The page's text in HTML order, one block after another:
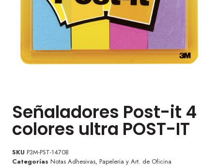
Señaladores Post-it 4
colores ultra POST-IT
SKU P3M-PST-1470B
Categorías Notas Adhesivas, Papeleria y Art. de Oficina